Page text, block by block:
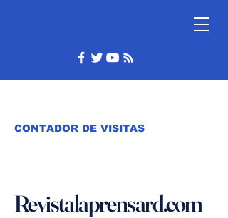
CONTADOR DE VISITAS
Revistalaprensard.com